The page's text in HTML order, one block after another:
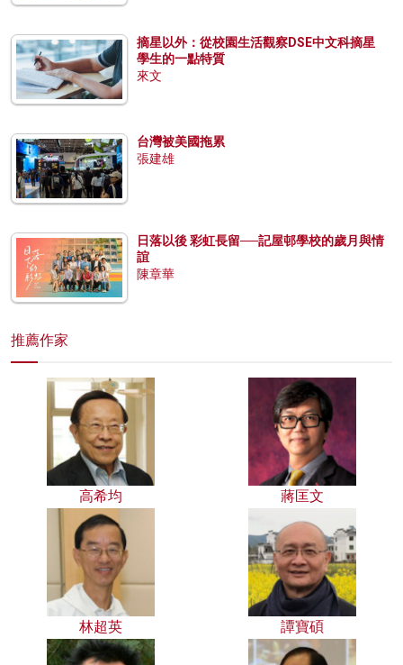
摘星以外：從校園生活觀察DSE中文科摘星
學生的一點特質
來文
台灣被美國拖累
張建雄
日落以後 彩虹長留──記屋邨學校的歲月與情
誼
陳章華
推薦作家
高希均 蔣匡文
林超英 譚寶碩